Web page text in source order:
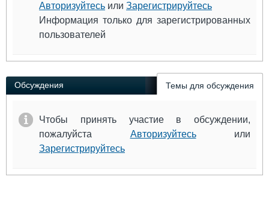
Авторизуйтесь или Зарегистрируйтесь
Информация только для зарегистрированных
пользователей
Обсуждения Темы для обсуждения
Чтобы принять участие в обсуждении,
пожалуйста Авторизуйтесьили
Зарегистрируйтесь